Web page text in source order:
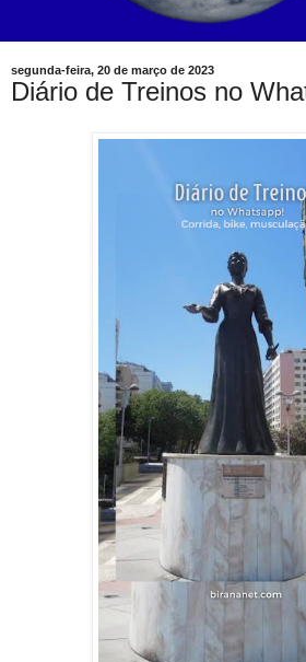
segunda-feira, 20 de março de 2023
Diário de Treinos no